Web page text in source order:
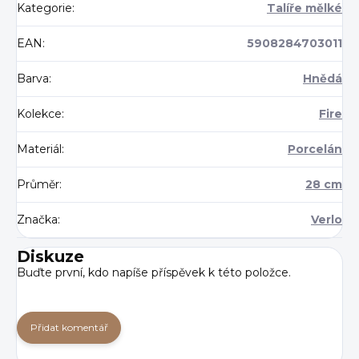
Kategorie: Talíře mělké
EAN : 5908284703011
Barva: Hnědá
Kolekce: Fire
Materiál : Porcelán
Průměr: 28 cm
Značka: Verlo
Diskuze
Buďte první, kdo napíše příspěvek k této položce.
Přidat komentář